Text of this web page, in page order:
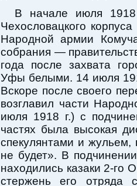
В начале июля
Чехословацкого
Народной армии
собрания —
года после захвата
Уфы белыми. 14 июля
Вскоре после своего
возглавил части
июля 1918 г.) с
частях была высокая
спекулянтами и
не будет». В
находились казаки 2-го
стержень его отряда